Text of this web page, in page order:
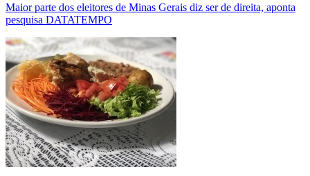
Maior parte dos eleitores de Minas Gerais diz ser de direita, aponta
pesquisa DATATEMPO